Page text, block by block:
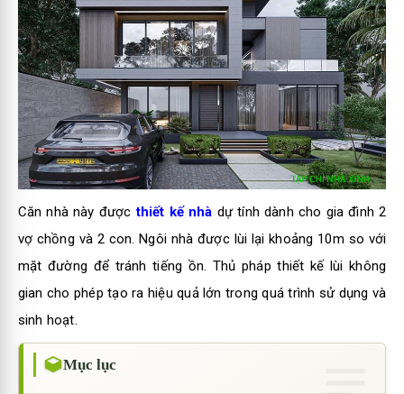
Căn nhà này được thiết kế nhà dự tính dành cho gia đình 2
vợ chồng và 2 con. Ngôi nhà được lùi lại khoảng 10m so với
mặt đường để tránh tiếng ồn. Thủ pháp thiết kế lùi không
gian cho phép tạo ra hiệu quả lớn trong quá trình sử dụng và
sinh hoạt.
Mục lục